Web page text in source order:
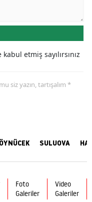
etmiş sayılırsınız
siz yazın, tartışalım *
SULUOVA
Foto
Galeriler
Video
Galeriler